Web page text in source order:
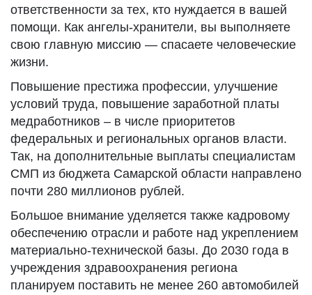
ответственности за тех, кто нуждается в вашей
помощи. Как ангелы-хранители, вы выполняете
свою главную миссию — спасаете человеческие
жизни.
Повышение престижа профессии, улучшение
условий труда, повышение заработной платы
медработников – в числе приоритетов
федеральных и региональных органов власти.
Так, на дополнительные выплаты специалистам
СМП из бюджета Самарской области направлено
почти 280 миллионов рублей.
Большое внимание уделяется также кадровому
обеспечению отрасли и работе над укреплением
материально-технической базы. До 2030 года в
учреждения здравоохранения региона
планируем поставить не менее 260 автомобилей